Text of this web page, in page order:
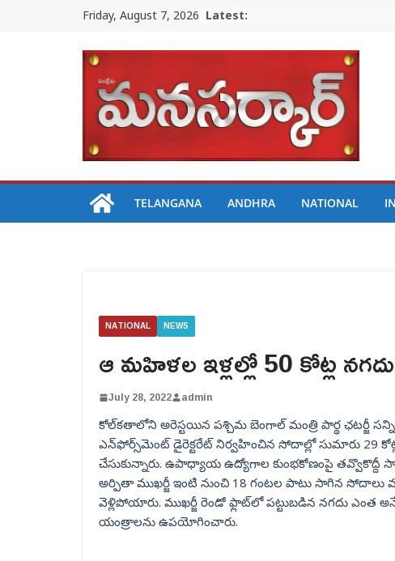
Friday, August 7, 2026 Latest:
TELANGANA ANDHRA NATIONAL
NATIONAL NEWS
ఆ మహిళల ఇళ్లల్లో 50 కోట్ల
July 28, 2022 admin
కోల్‌కతాలోని అరెస్టయిన పశ్చిమ బెంగాల్ మంత్రి పార్థ ఛటర్జీ
ఎన్‌ఫోర్స్‌మెంట్ డైరెక్టరేట్ నిర్వహించిన సోదాల్లో సుమారు 29
చేసుకున్నారు. ఉపాధ్యాయ ఉద్యోగాల కుంభకోణంపై
అర్పితా ముఖర్జీ ఇంటి నుంచి 18 గంటల పాటు సాగిన సోదాలు
వెళ్లిపోయారు. ముఖర్జీ రెండో ఫ్లాట్‌లో పట్టుబడిన నగదు ఎంత
యంత్రాలను ఉపయోగించారు.